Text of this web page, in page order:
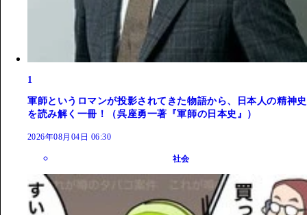
1
軍師というロマンが投影されてきた物語から、日本人の精神史
を読み解く一冊！（呉座勇一著『軍師の日本史』）
2026年08月04日 06:30
社会